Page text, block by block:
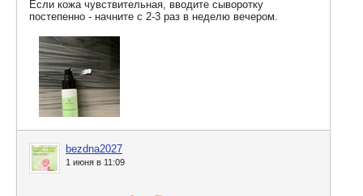
Если кожа чувствительная, вводите сыворотку
постепенно - начните с 2-3 раз в неделю вечером.
bezdna2027
1 июня в 11:09